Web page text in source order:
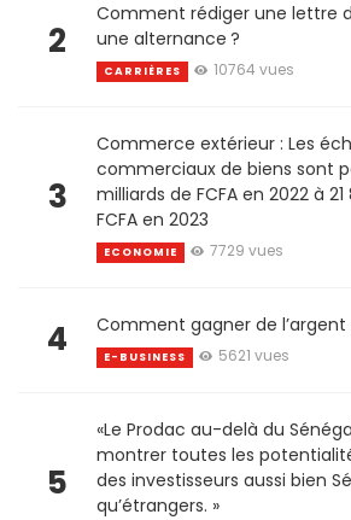
2
Comment rédiger une lettre
une alternance ?
CARRIÈRES 10764 vues
3
Commerce extérieur : Les
commerciaux de biens sont
milliards de FCFA en 2022 à
FCFA en 2023
ECONOMIE 7729 vues
4 Comment gagner de
E-BUSINESS 5621 vues
5
«Le Prodac au-delà du
montrer toutes les
des investisseurs aussi bien
qu’étrangers. »